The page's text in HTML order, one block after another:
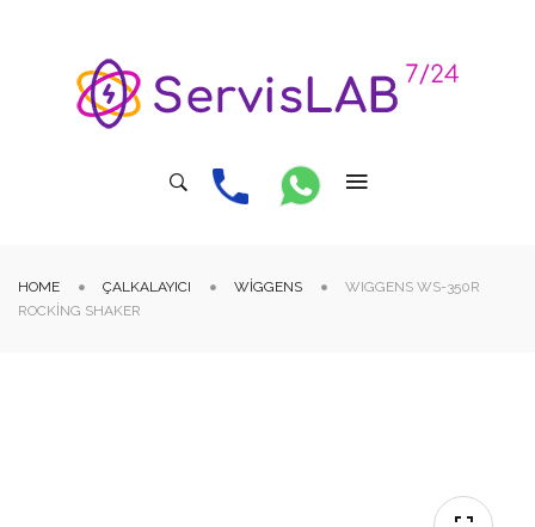
HOME ÇALKALAYICI WIGGENS
WIGGENS WS-350R
ROCKING SHAKER